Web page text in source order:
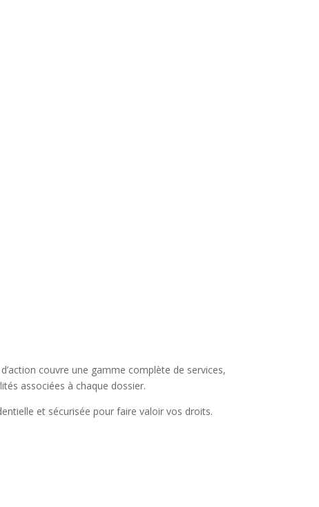
couvre une gamme complète de services,
associées à chaque dossier.
et sécurisée pour faire valoir vos droits.